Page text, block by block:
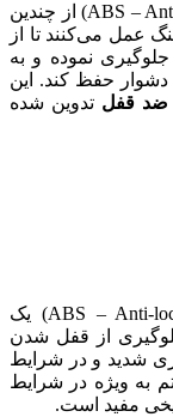
سیستم ترمز ضد قفل (ABS – Anti-lock Braking System) از چندین
عمل می‌کنند تا از
نموده و به
دشوار حفظ کند. این
ضد قفل تدوین شده
سیستم ترمز ضد قفل (ABS – Anti-lock Braking System) یک
از قفل شدن
شدید و در شرایط
به ویژه در شرایط
یخی مفید است.